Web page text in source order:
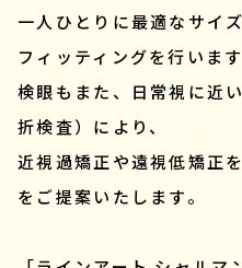
一人ひとりに最適なサイ
フィッティングを行います
検眼もまた、日常視に近
折検査）により、
近視過矯正や遠視低矯正
をご提案いたします。